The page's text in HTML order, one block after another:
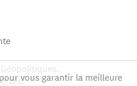
vous garantir la meilleure